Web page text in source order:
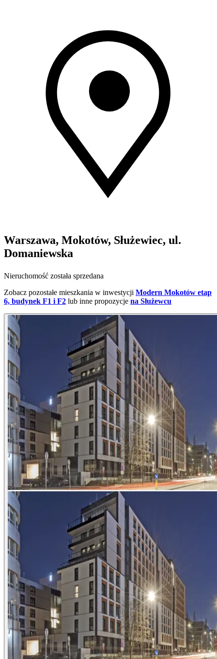
Warszawa, Mokotów, Służewiec, ul.
Domaniewska
Nieruchomość została sprzedana
Zobacz pozostałe mieszkania w inwestycji Modern Mokotów etap
6, budynek F1 i F2 lub inne propozycje na Służewcu